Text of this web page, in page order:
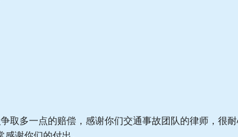
取多一点的赔偿，感谢你们交通事故团队的律师，很